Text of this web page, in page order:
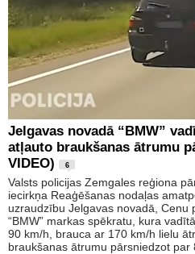
Jelgavas novadā “BMW”
atļauto braukšanas ātrumu
VIDEO)
6
Valsts policijas Zemgales reģiona
iecirkņa Reaģēšanas nodaļas
uzraudzību Jelgavas novadā, Cenu
“BMW” markas spēkratu, kura
90 km/h, brauca ar 170 km/h lielu
braukšanas ātrumu pārsniedzot par